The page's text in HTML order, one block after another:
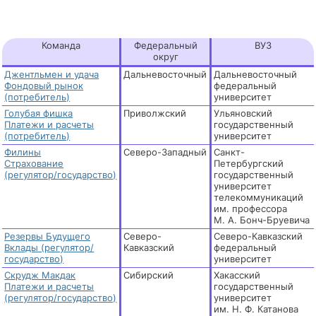
Команда
Федеральный
округ
ВУЗ
Джентльмен и удача
Фондовый рынок
(потребитель)
Дальневосточный
Дальневосточный
федеральный
университет
Голубая фишка
Платежи и расчеты
(потребитель)
Приволжский
Ульяновский
государственный
университет
Филины
Страхование
(регулятор/государство)
Северо-Западный
Санкт-
Петербургский
государственный
университет
телекоммуникаций
им. профессора
М. А. Бонч-Бруевича
Резервы Будущего
Вклады (регулятор/
государство)
Северо-
Кавказский
Северо-Кавказский
федеральный
университет
Скрудж Макдак
Платежи и расчеты
(регулятор/государство)
Сибирский
Хакасский
государственный
университет
им. Н. Ф. Катанова